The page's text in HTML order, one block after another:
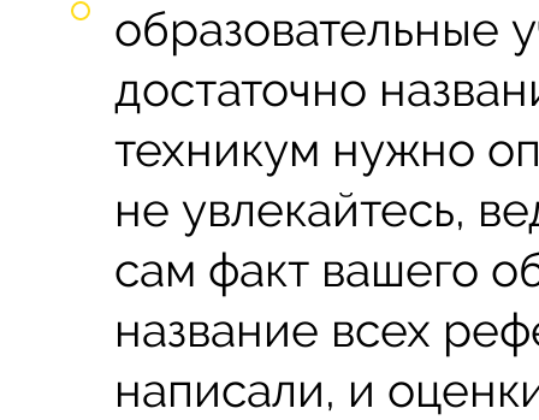
образовательные
достаточно
техникум нужно
не увлекайтесь,
сам факт вашего
название всех
написали, и